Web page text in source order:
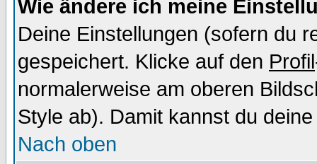
Wie ändere ich meine
Deine Einstellungen (sofern du
gespeichert. Klicke auf den Profil
normalerweise am oberen
Style ab). Damit kannst du
Nach oben